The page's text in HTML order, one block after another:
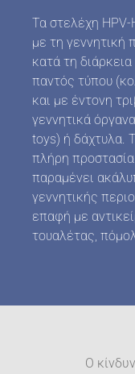
Τα στελέχη
με τη γεννητική
κατά τη
παντός τύπου
και με έντονη
γεννητικά
toys) ή δάχτυλα.
πλήρη
παραμένει
γεννητικής
επαφή με
τουαλέτας,
Ο